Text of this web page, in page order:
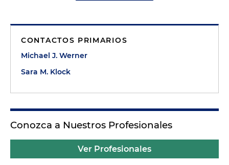
CONTACTOS PRIMARIOS
Michael J. Werner
Sara M. Klock
Conozca a Nuestros Profesionales
Ver Profesionales